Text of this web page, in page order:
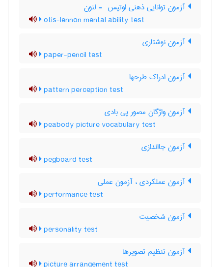
آزمون توانایی ذهنی اوتیس ‎ - لنون
otis-lennon mental ability test
آزمون نوشتاری
paper-pencil test
آزمون ادراک طرحها
pattern perception test
آزمون واژگان مصور پی بادی
peabody picture vocabulary test
آزمون جااندازی
pegboard test
آزمون عملکردی ، آزمون عملی
performance test
آزمون شخصیت
personality test
آزمون تنظیم تصویرها